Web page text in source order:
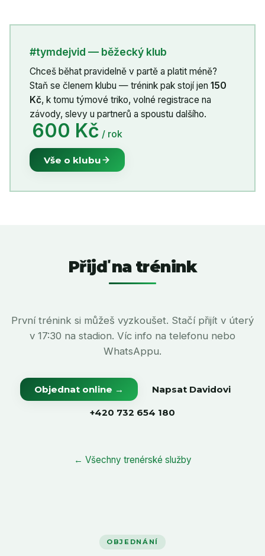
#tymdejvid — běžecký klub
Chceš běhat pravidelně v partě a platit méně?
Staň se členem klubu — trénink pak stojí jen 150
Kč, k tomu týmové triko, volné registrace na
závody, slevy u partnerů a spoustu dalšího.
600 Kč / rok
Vše o klubu
Přijď na trénink
První trénink si můžeš vyzkoušet. Stačí přijít v úterý
v 17:30 na stadion. Víc info na telefonu nebo
WhatsAppu.
Objednat online → Napsat Davidovi
+420 732 654 180
← Všechny trenérské služby
OBJEDNÁNÍ